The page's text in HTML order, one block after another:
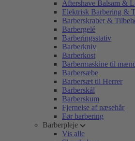
Aftershave Balsam &
Elektrisk Barbering &
Barberskraber &
Barbergelé
Barberingsstativ
Barberkniv
Barberkost
Barbermaskine til
Barbersæbe
Barbersæt til Herrer
Barberskål
Barberskum
Fjernelse af næsehår
Før barbering
Barberpleje
Vis alle